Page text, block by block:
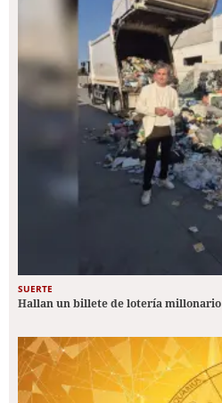
SUERTE
Hallan un billete de lotería